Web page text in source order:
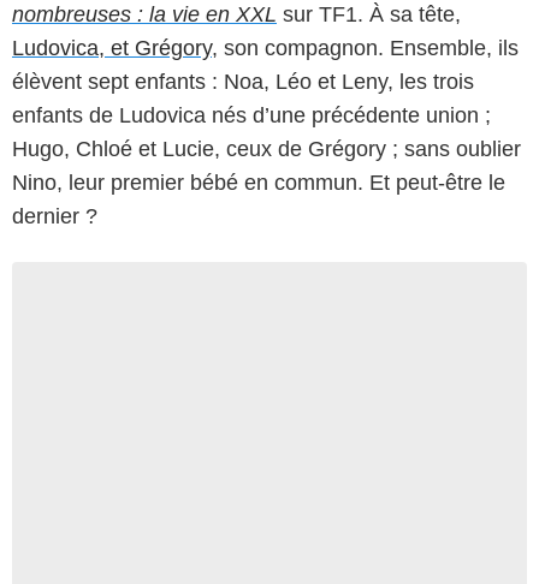
nombreuses : la vie en XXL sur TF1. À sa tête,
Ludovica, et Grégory, son compagnon. Ensemble, ils
élèvent sept enfants : Noa, Léo et Leny, les trois
enfants de Ludovica nés d’une précédente union ;
Hugo, Chloé et Lucie, ceux de Grégory ; sans oublier
Nino, leur premier bébé en commun. Et peut-être le
dernier ?